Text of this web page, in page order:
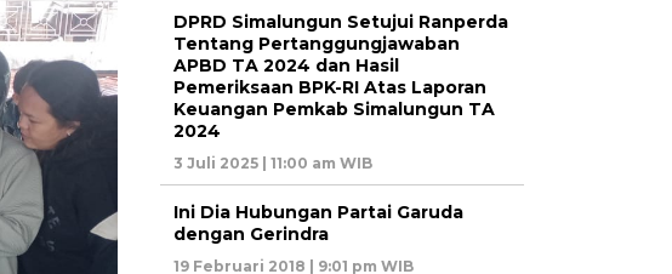
DPRD Simalungun Setujui Ranperda
Tentang Pertanggungjawaban
APBD TA 2024 dan Hasil
Pemeriksaan BPK-RI Atas Laporan
Keuangan Pemkab Simalungun TA
2024
3 Juli 2025 | 11:00 am WIB
Ini Dia Hubungan Partai Garuda
dengan Gerindra
19 Februari 2018 | 9:01 pm WIB